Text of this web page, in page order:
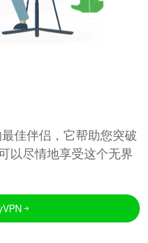
佳伴侣，它帮助您突破
以尽情地享受这个无界